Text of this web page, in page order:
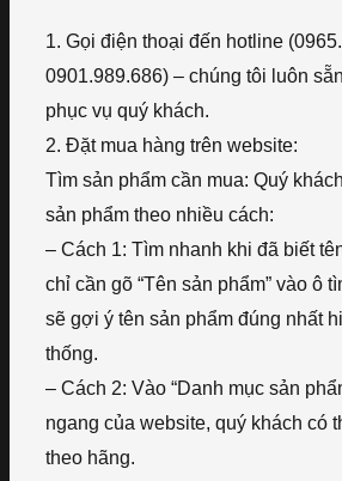
1. Gọi điện thoại đến hotline
0901.989.686) – chúng tôi luôn
phục vụ quý khách.
2. Đặt mua hàng trên website:
Tìm sản phẩm cần mua: Quý
sản phẩm theo nhiều cách:
– Cách 1: Tìm nhanh khi đã biết
chỉ cần gõ “Tên sản phẩm” vào ô
sẽ gợi ý tên sản phẩm đúng nhất
thống.
– Cách 2: Vào “Danh mục sản
ngang của website, quý khách có
theo hãng.